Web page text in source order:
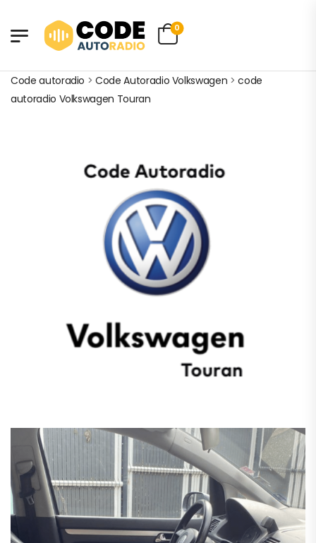
0
Code autoradio >Code Autoradio Volkswagen >code
autoradio Volkswagen Touran